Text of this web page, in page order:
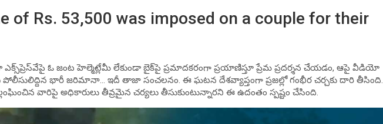
of Rs. 53,500 was imposed on a couple for their
ఓ జంట హెల్మెట్లేమీ లేకుండా బైక్‌పై ప్రమాదకరంగా ప్రయాణిస్తూ ప్రేమ ప్రదర్శన చేయడం, ఆపై వీడియో
పోలీసులిద్దిన భారీ జరిమానా… ఇదీ తాజా సంచలనం. ఈ ఘటన దేశవ్యాప్తంగా ప్రజల్లో గంభీర చర్చకు దారి తీసింది.
వారిపై అధికారులు తీవ్రమైన చర్యలు తీసుకుంటున్నారని ఈ ఉదంతం స్పష్టం చేసింది.